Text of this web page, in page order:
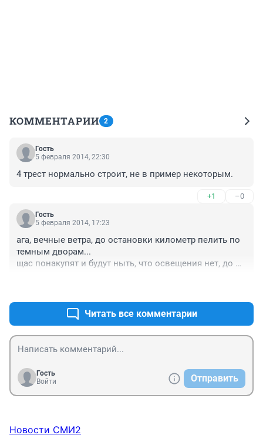
КОММЕНТАРИИ 2
Гость
5 февраля 2014, 22:30
4 трест нормально строит, не в пример некоторым.
+1 –0
Гость
5 февраля 2014, 17:23
ага, вечные ветра, до остановки километр пелить по
темным дворам...
щас понакупят и будут ныть, что освещения нет, до
Читать все комментарии
Гость
Войти
Отправить
Новости СМИ2